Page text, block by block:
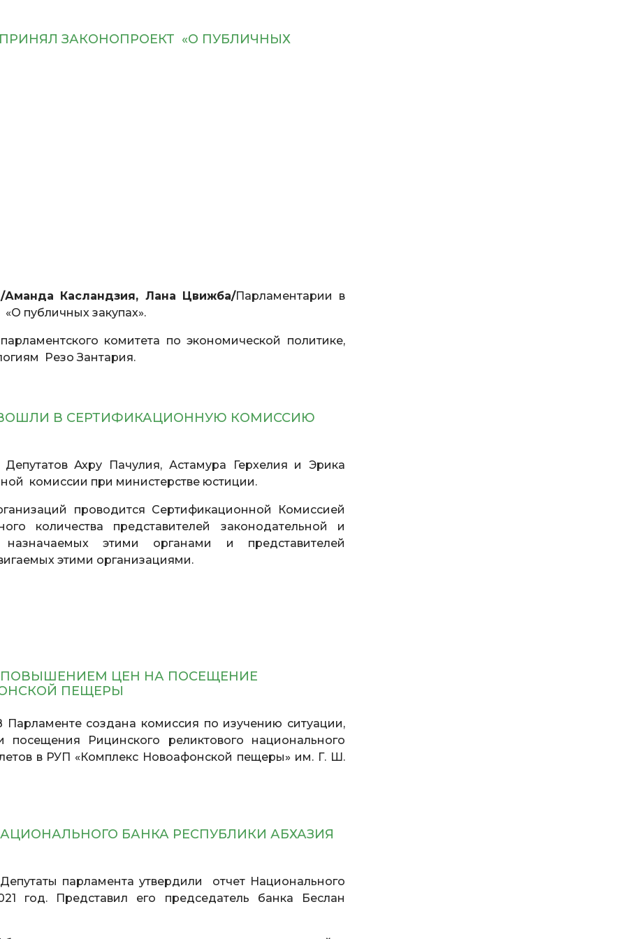
ЗАКОНОПРОЕКТ «О ПУБЛИЧНЫХ
/Аманда Касландзия, Лана Цвижба/Парламентарии в
публичных закупах».
комитета по экономической политике,
Резо Зантария.
В СЕРТИФИКАЦИОННУЮ КОМИССИЮ
Ахру Пачулия, Астамура Герхелия и Эрика
комиссии при министерстве юстиции.
проводится Сертификационной Комиссией
количества представителей законодательной и
этими органами и представителей
этими организациями.
ПОВЫШЕНИЕМ ЦЕН НА ПОСЕЩЕНИЕ
ПЕЩЕРЫ
Парламенте создана комиссия по изучению ситуации,
Рицинского реликтового национального
в РУП «Комплекс Новоафонской пещеры» им. Г. Ш.
БАНКА РЕСПУБЛИКИ АБХАЗИЯ
парламента утвердили отчет Национального
год. Представил его председатель банка Беслан